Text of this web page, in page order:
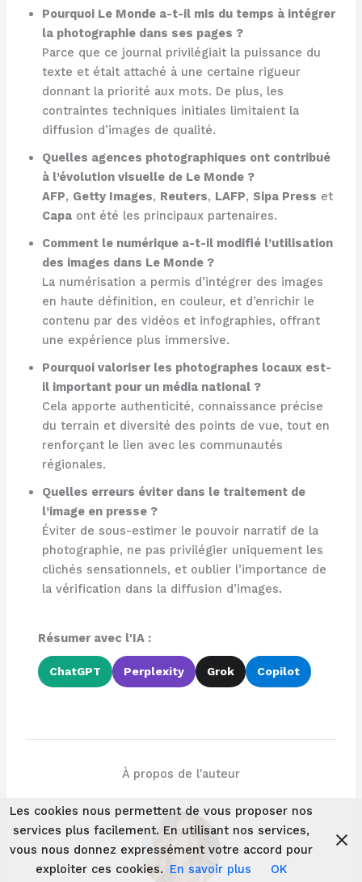
Pourquoi Le Monde a-t-il mis du temps à intégrer
la photographie dans ses pages ?
Parce que ce journal privilégiait la puissance du
texte et était attaché à une certaine rigueur
donnant la priorité aux mots. De plus, les
contraintes techniques initiales limitaient la
diffusion d’images de qualité.
Quelles agences photographiques ont contribué
à l’évolution visuelle de Le Monde ?
AFP, Getty Images, Reuters, LAFP, Sipa Press et
Capaont été les principaux partenaires.
Comment le numérique a-t-il modifié l’utilisation
des images dans Le Monde ?
La numérisation a permis d’intégrer des images
en haute définition, en couleur, et d’enrichir le
contenu par des vidéos et infographies, offrant
une expérience plus immersive.
Pourquoi valoriser les photographes locaux est-
il important pour un média national ?
Cela apporte authenticité, connaissance précise
du terrain et diversité des points de vue, tout en
renforçant le lien avec les communautés
régionales.
Quelles erreurs éviter dans le traitement de
l’image en presse ?
Éviter de sous-estimer le pouvoir narratif de la
photographie, ne pas privilégier uniquement les
clichés sensationnels, et oublier l’importance de
la vérification dans la diffusion d’images.
Résumer avec l'IA :
ChatGPT Perplexity Grok Copilot
À propos de l'auteur
Les cookies nous permettent de vous proposer nos
services plus facilement. En utilisant nos services,
vous nous donnez expressément votre accord pour
exploiter ces cookies. En savoir plus OK